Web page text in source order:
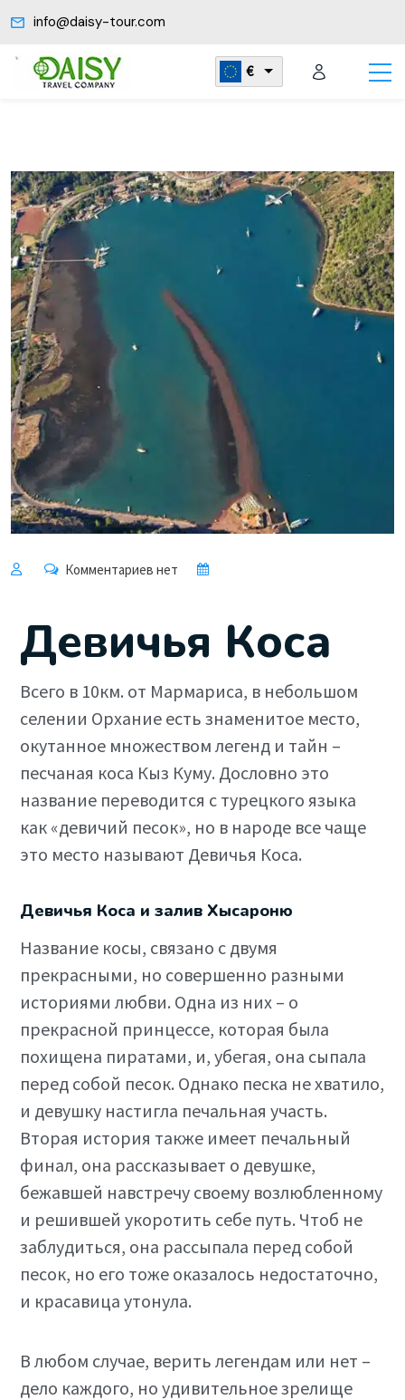
info@daisy-tour.com
€
Комментариев нет
Девичья Коса
Всего в 10км. от Мармариса, в небольшом
селении Орхание есть знаменитое место,
окутанное множеством легенд и тайн –
песчаная коса Кыз Куму. Дословно это
название переводится с турецкого языка
как «девичий песок», но в народе все чаще
это место называют Девичья Коса.
Девичья Коса и залив Хысароню
Название косы, связано с двумя
прекрасными, но совершенно разными
историями любви. Одна из них – о
прекрасной принцессе, которая была
похищена пиратами, и, убегая, она сыпала
перед собой песок. Однако песка не хватило,
и девушку настигла печальная участь.
Вторая история также имеет печальный
финал, она рассказывает о девушке,
бежавшей навстречу своему возлюбленному
и решившей укоротить себе путь. Чтоб не
заблудиться, она рассыпала перед собой
песок, но его тоже оказалось недостаточно,
и красавица утонула.
В любом случае, верить легендам или нет –
дело каждого, но удивительное зрелище